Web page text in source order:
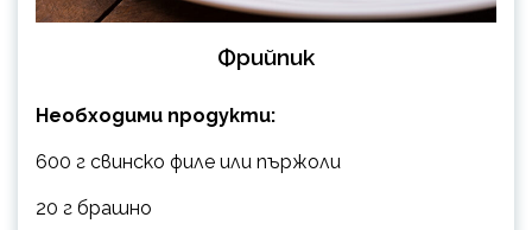
Фрийпик
Необходими продукти:
600 г свинско филе или пържоли
20 г брашно